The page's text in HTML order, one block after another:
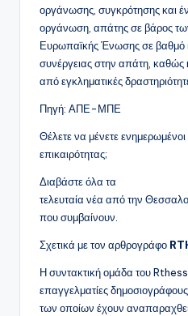
οργάνωσης, συγκρότησης και
οργάνωση, απάτης σε βάρος
Ευρωπαϊκής Ένωσης σε βαθμό
συνέργειας στην απάτη, καθώς
από εγκληματικές
Πηγή: ΑΠΕ-ΜΠΕ
Θέλετε να μένετε ενημερωμένοι
επικαιρότητας;
Διαβάστε όλα τα
τελευταία νέα από την
που συμβαίνουν.
Σχετικά με τον αρθρογράφο
Η συντακτική ομάδα του
επαγγελματίες
των οποίων έχουν